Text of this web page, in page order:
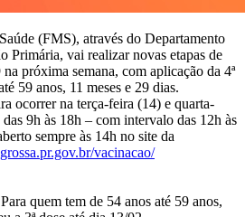
(FMS), através do Departamento
Primária, vai realizar novas etapas de
próxima semana, com aplicação da 4ª
59 anos, 11 meses e 29 dias.
ocorrer na terça-feira (14) e quarta-
9h às 18h – com intervalo das 12h às
sempre às 14h no site da
vacinacao/
quem tem de 54 anos até 59 anos,